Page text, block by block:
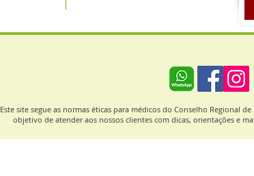
Este site segue as normas éticas para médicos do Conselho Regional
objetivo de atender aos nossos clientes com dicas, orientações e